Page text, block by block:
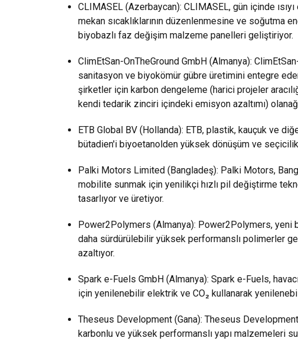
CLIMASEL (Azerbaycan): CLIMASEL, gün içinde
mekan sıcaklıklarının düzenlenmesine ve soğutma
biyobazlı faz değişim malzeme panelleri geliştiriyor.
ClimEtSan-OnTheGround GmbH (Almanya):
sanitasyon ve biyokömür gübre üretimini entegre
şirketler için karbon dengeleme (harici projeler
kendi tedarik zinciri içindeki emisyon azaltımı)
ETB Global BV (Hollanda): ETB, plastik, kauçuk ve
bütadien'i biyoetanolden yüksek dönüşüm ve
Palki Motors Limited (Bangladeş): Palki Motors,
mobilite sunmak için yenilikçi hızlı pil değiştirme
tasarlıyor ve üretiyor.
Power2Polymers (Almanya): Power2Polymers, yeni
daha sürdürülebilir yüksek performanslı polimerler
azaltıyor.
Spark e-Fuels GmbH (Almanya): Spark e-Fuels,
için yenilenebilir elektrik ve CO₂ kullanarak
Theseus Development (Gana): Theseus
karbonlu ve yüksek performanslı yapı malzemeleri